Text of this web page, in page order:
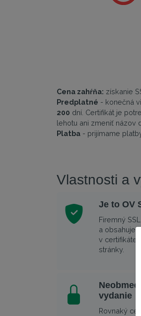
Cena zahŕňa: získanie
Predplatné - konečná
200 dní. Certifikát je
lehotu ani zmeniť názov
Platba - prijímame
Vlastnosti a
Je to OV
Firemný
a obsahuje
v certifikáte
stránky.
vydanie
Rovnaký